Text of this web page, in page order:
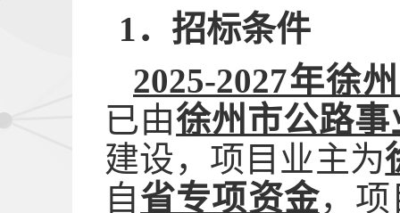
1．招标条件
2025-2027年徐
已由徐州市公路
建设，项目业主为
自省专项资金，项